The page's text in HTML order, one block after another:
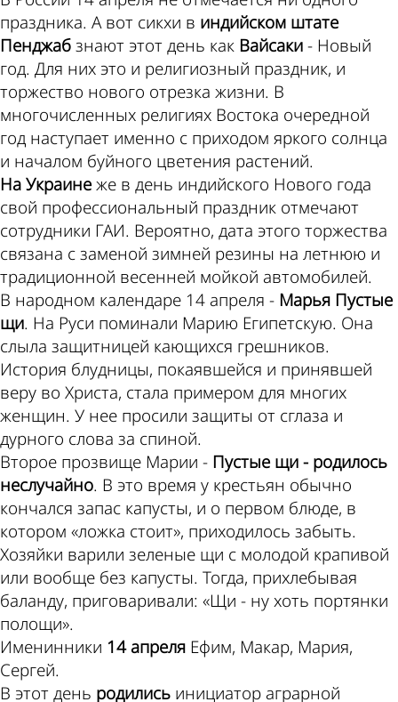
праздника. А вот сикхи в индийском штате
Пенджабзнают этот день как Вайсаки- Новый
год. Для них это и религиозный праздник, и
торжество нового отрезка жизни. В
многочисленных религиях Востока очередной
год наступает именно с приходом яркого солнца
и началом буйного цветения растений.
На Украинеже в день индийского Нового года
свой профессиональный праздник отмечают
сотрудники ГАИ. Вероятно, дата этого торжества
связана с заменой зимней резины на летнюю и
традиционной весенней мойкой автомобилей.
В народном календаре 14 апреля - Марья Пустые
щи. На Руси поминали Марию Египетскую. Она
слыла защитницей кающихся грешников.
История блудницы, покаявшейся и принявшей
веру во Христа, стала примером для многих
женщин. У нее просили защиты от сглаза и
дурного слова за спиной.
Второе прозвище Марии - Пустые щи - родилось
неслучайно. В это время у крестьян обычно
кончался запас капусты, и о первом блюде, в
котором «ложка стоит», приходилось забыть.
Хозяйки варили зеленые щи с молодой крапивой
или вообще без капусты. Тогда, прихлебывая
баланду, приговаривали: «Щи - ну хоть портянки
полощи».
Именинники 14 апреля Ефим, Макар, Мария,
Сергей.
В этот день родились инициатор аграрной